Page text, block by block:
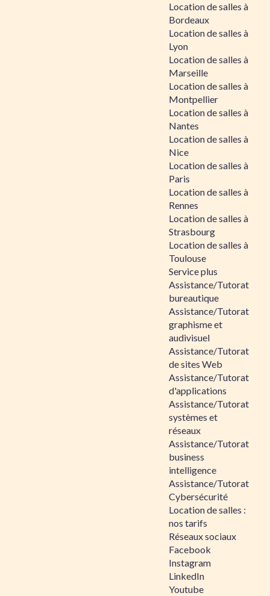
Location de salles à
Bordeaux
Location de salles à
Lyon
Location de salles à
Marseille
Location de salles à
Montpellier
Location de salles à
Nantes
Location de salles à
Nice
Location de salles à
Paris
Location de salles à
Rennes
Location de salles à
Strasbourg
Location de salles à
Toulouse
Service plus
Assistance/Tutorat
bureautique
Assistance/Tutorat
graphisme et
audivisuel
Assistance/Tutorat
de sites Web
Assistance/Tutorat
d'applications
Assistance/Tutorat
systèmes et
réseaux
Assistance/Tutorat
business
intelligence
Assistance/Tutorat
Cybersécurité
Location de salles :
nos tarifs
Réseaux sociaux
Facebook
Instagram
LinkedIn
Youtube